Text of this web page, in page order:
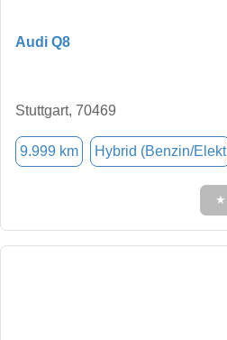
Audi Q8
Stuttgart, 70469
9.999 km Hybrid (Benzin/Elekt
★